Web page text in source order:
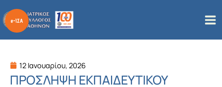
στο
περιεχόμενο
12 Ιανουαρίου, 2026
ΠΡΟΣΛΗΨΗ ΕΚΠΑΙΔΕΥΤΙΚΟΥ